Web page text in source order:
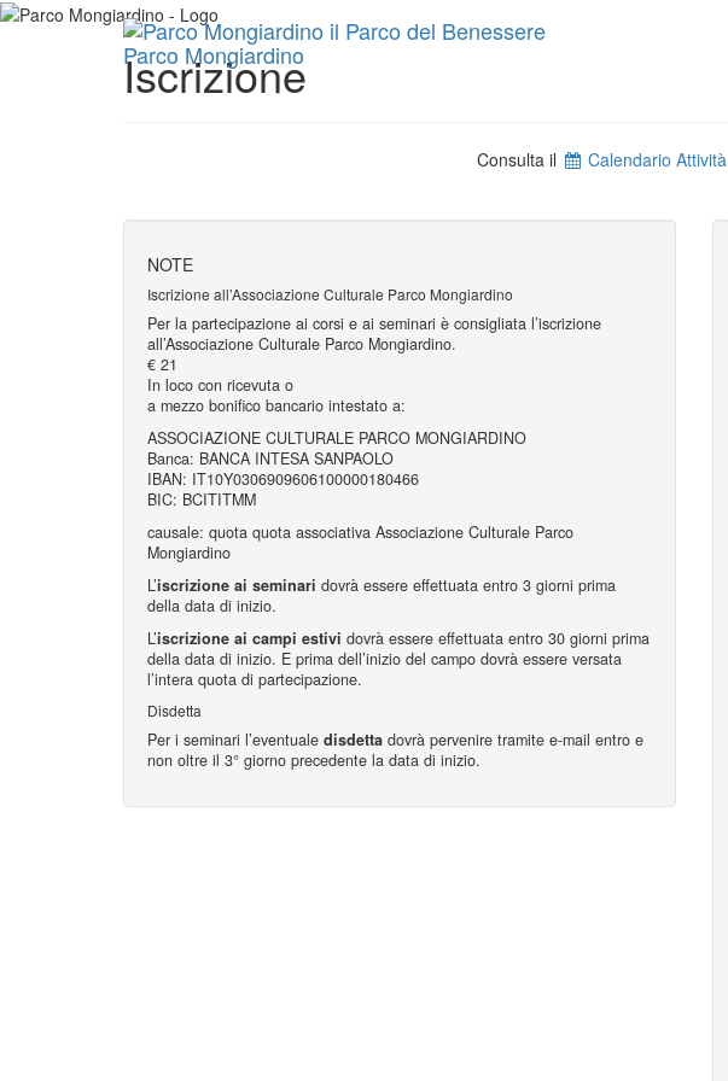
Parco Mongiardino
Iscrizione
Consulta il Calendario Attività
NOTE
Iscrizione all’Associazione Culturale Parco Mongiardino
Per la partecipazione ai corsi e ai seminari è consigliata l’iscrizione
all’Associazione Culturale Parco Mongiardino.
€ 21
In loco con ricevuta o
a mezzo bonifico bancario intestato a:
ASSOCIAZIONE CULTURALE PARCO MONGIARDINO
Banca: BANCA INTESA SANPAOLO
IBAN: IT10Y0306909606100000180466
BIC: BCITITMM
causale: quota quota associativa Associazione Culturale Parco
Mongiardino
L’iscrizione ai seminari dovrà essere effettuata entro 3 giorni prima
della data di inizio.
L’iscrizione ai campi estivi dovrà essere effettuata entro 30 giorni prima
della data di inizio. E prima dell’inizio del campo dovrà essere versata
l’intera quota di partecipazione.
Disdetta
Per i seminari l’eventuale disdetta dovrà pervenire tramite e-mail entro e
non oltre il 3° giorno precedente la data di inizio.